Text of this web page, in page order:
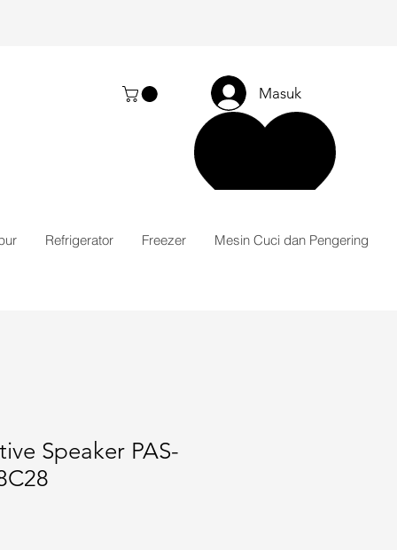
Masuk
Refrigerator Freezer Mesin Cuci dan Pengering
Speaker PAS-